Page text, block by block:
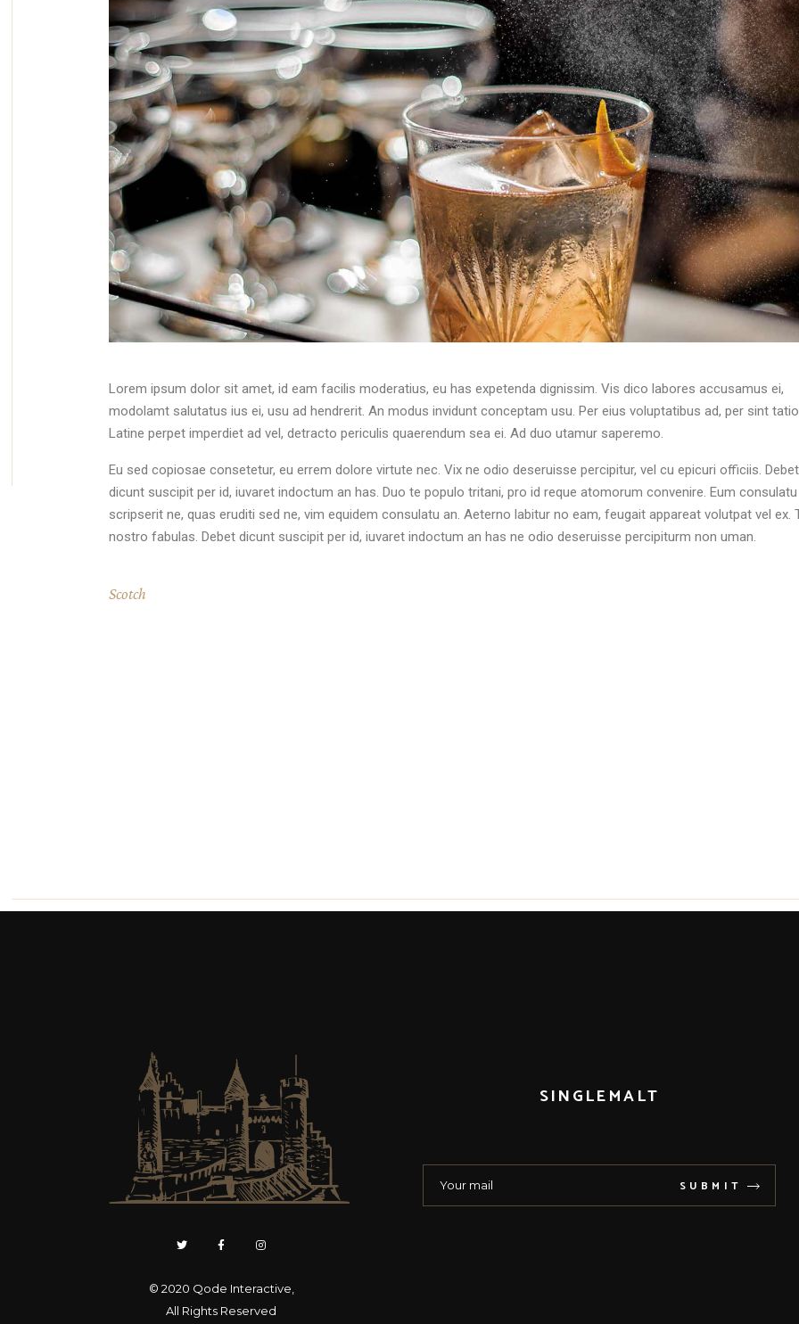
Lorem ipsum dolor sit amet, id eam facilis moderatius, eu has expetenda dignissim. Vis dico labores accusamus ei,
modolamt salutatus ius ei, usu ad hendrerit. An modus invidunt conceptam usu. Per eius voluptatibus ad, per sint
Latine perpet imperdiet ad vel, detracto periculis quaerendum sea ei. Ad duo utamur saperemo.
Eu sed copiosae consetetur, eu errem dolore virtute nec. Vix ne odio deseruisse percipitur, vel cu epicuri officiis. Debet
dicunt suscipit per id, iuvaret indoctum an has. Duo te populo tritani, pro id reque atomorum convenire. Eum consulatu
scripserit ne, quas eruditi sed ne, vim equidem consulatu an. Aeterno labitur no eam, feugait appareat volutpat vel ex.
nostro fabulas. Debet dicunt suscipit per id, iuvaret indoctum an has ne odio deseruisse percipiturm non uman.
Scotch
© 2020 Qode Interactive
All Rights Reserved
SINGLEMALT
SUBMIT